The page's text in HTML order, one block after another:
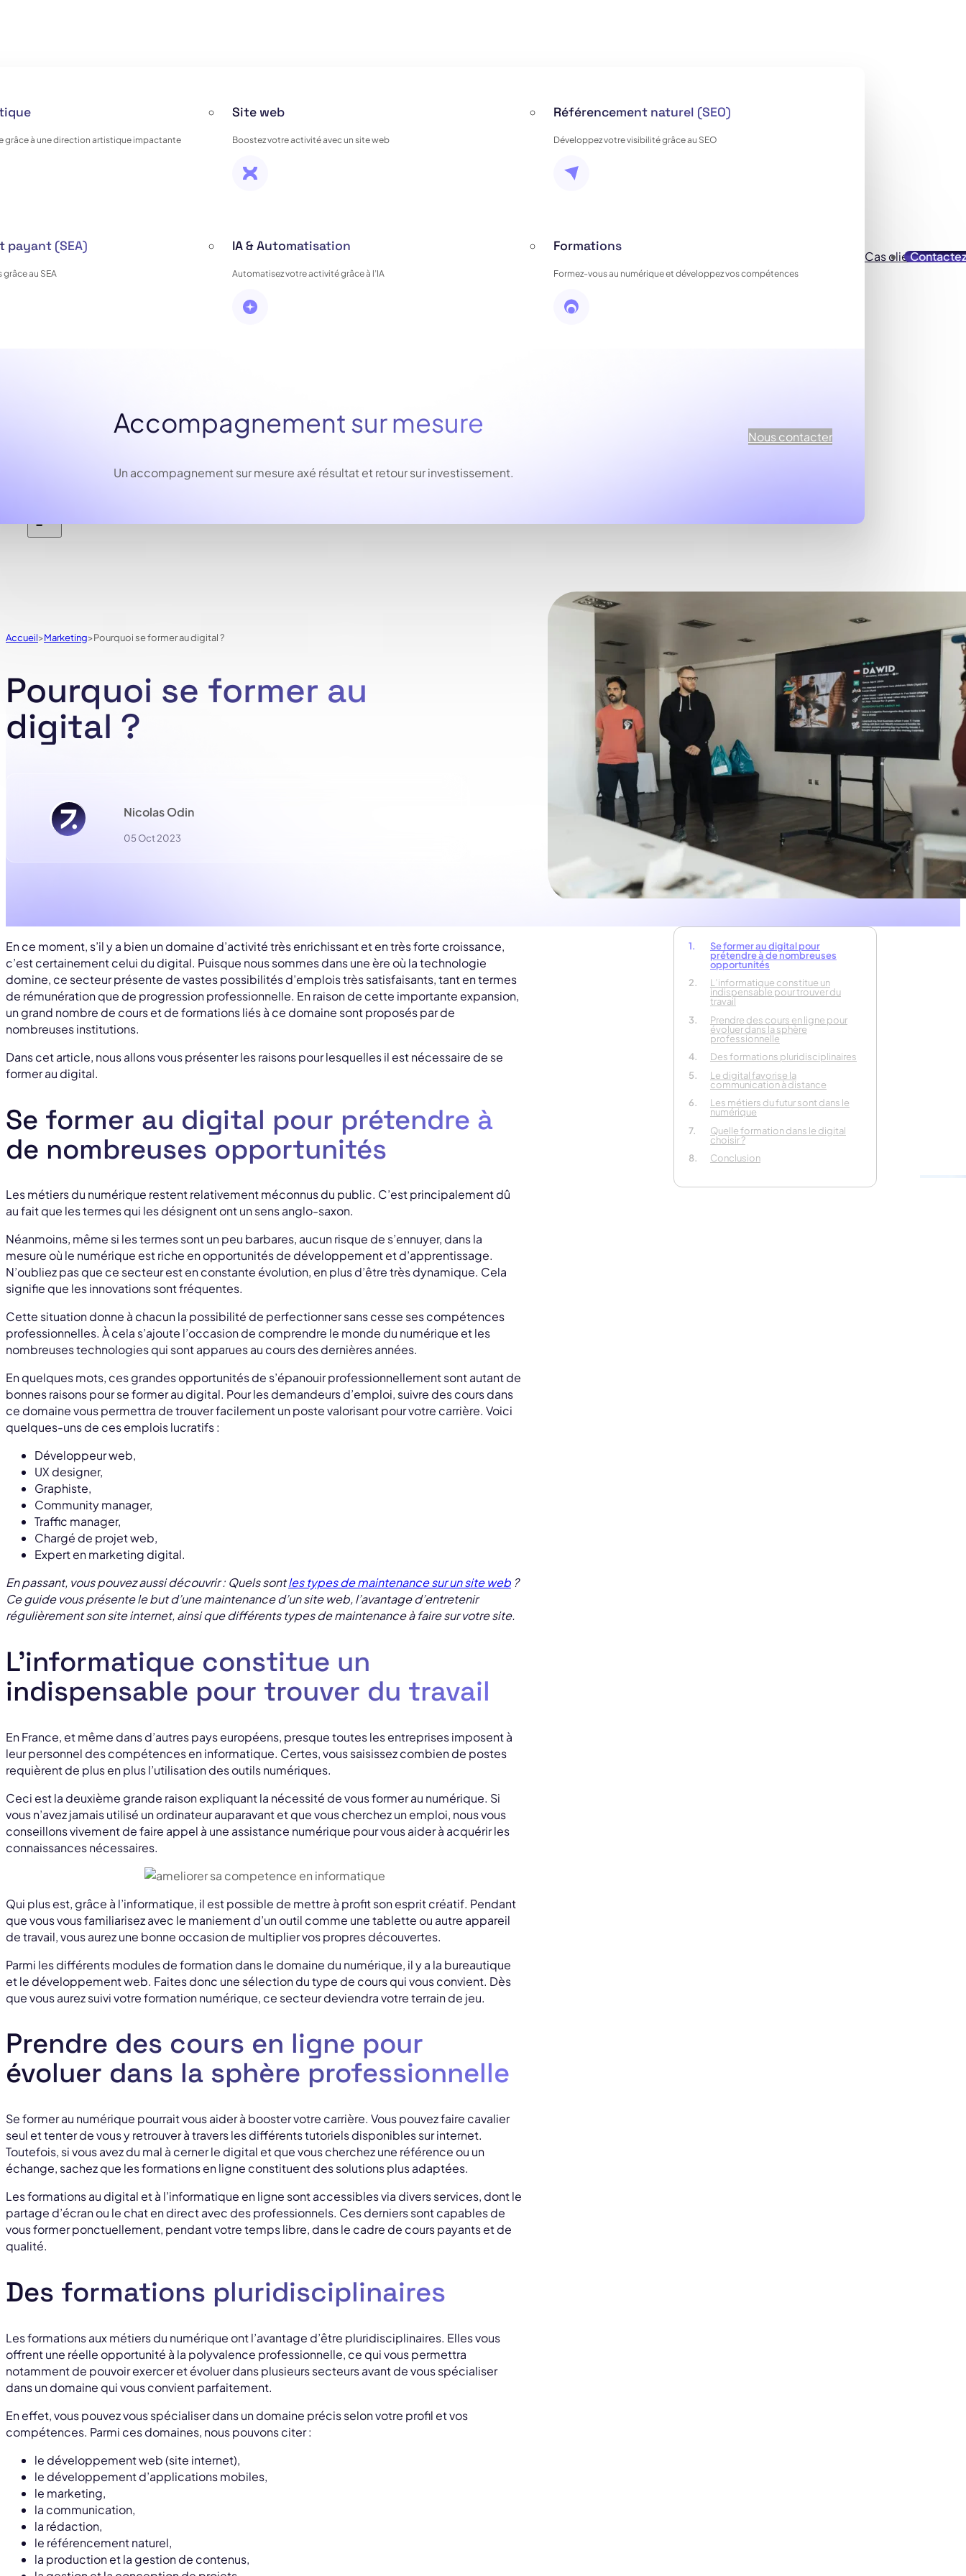
grâce à une direction artistique impactante
Site web
Boostez votre activité avec un site web
Référencement naturel (SEO)
Développez votre visibilité grâce au SEO
payant (SEA)
au SEA
IA & Automatisation
Automatisez votre activité grâce à l’IA
Formations
Formez-vous au numérique et développez vos compétences
Accompagnement sur mesure
Un accompagnement sur mesure axé résultat et retour sur investissement.
Nous contacter
Cas clients
Pourquoi se former au
digital ?
Accueil Marketing Pourquoi se former au digital ?
Nicolas Odin
05 Oct 2023
En ce moment, s’il y a bien un domaine d’activité très enrichissant et en très forte croissance,
c’est certainement celui du digital. Puisque nous sommes dans une ère où la technologie
domine, ce secteur présente de vastes possibilités d’emplois très satisfaisants, tant en termes
de rémunération que de progression professionnelle. En raison de cette importante expansion,
un grand nombre de cours et de formations liés à ce domaine sont proposés par de
nombreuses institutions.
Dans cet article, nous allons vous présenter les raisons pour lesquelles il est nécessaire de se
former au digital.
Se former au digital pour prétendre à
de nombreuses opportunités
Les métiers du numérique restent relativement méconnus du public. C’est principalement dû
au fait que les termes qui les désignent ont un sens anglo-saxon.
Néanmoins, même si les termes sont un peu barbares, aucun risque de s’ennuyer, dans la
mesure où le numérique est riche en opportunités de développement et d’apprentissage.
N’oubliez pas que ce secteur est en constante évolution, en plus d’être très dynamique. Cela
signifie que les innovations sont fréquentes.
Cette situation donne à chacun la possibilité de perfectionner sans cesse ses compétences
professionnelles. À cela s’ajoute l’occasion de comprendre le monde du numérique et les
nombreuses technologies qui sont apparues au cours des dernières années.
En quelques mots, ces grandes opportunités de s’épanouir professionnellement sont autant de
bonnes raisons pour se former au digital. Pour les demandeurs d’emploi, suivre des cours dans
ce domaine vous permettra de trouver facilement un poste valorisant pour votre carrière. Voici
quelques-uns de ces emplois lucratifs :
Développeur web,
UX designer,
Graphiste,
Community manager,
Traffic manager,
Chargé de projet web,
Expert en marketing digital.
En passant, vous pouvez aussi découvrir : Quels sontles types de maintenance sur un site web ?
Ce guide vous présente le but d’une maintenance d’un site web, l’avantage d’entretenir
régulièrement son site internet, ainsi que différents types de maintenance à faire sur votre site.
L’informatique constitue un
indispensable pour trouver du travail
En France, et même dans d’autres pays européens, presque toutes les entreprises imposent à
leur personnel des compétences en informatique. Certes, vous saisissez combien de postes
requièrent de plus en plus l’utilisation des outils numériques.
Ceci est la deuxième grande raison expliquant la nécessité de vous former au numérique. Si
vous n’avez jamais utilisé un ordinateur auparavant et que vous cherchez un emploi, nous vous
conseillons vivement de faire appel à une assistance numérique pour vous aider à acquérir les
connaissances nécessaires.
Qui plus est, grâce à l’informatique, il est possible de mettre à profit son esprit créatif. Pendant
que vous vous familiarisez avec le maniement d’un outil comme une tablette ou autre appareil
de travail, vous aurez une bonne occasion de multiplier vos propres découvertes.
Parmi les différents modules de formation dans le domaine du numérique, il y a la bureautique
et le développement web. Faites donc une sélection du type de cours qui vous convient. Dès
que vous aurez suivi votre formation numérique, ce secteur deviendra votre terrain de jeu.
Prendre des cours en ligne pour
évoluer dans la sphère professionnelle
Se former au numérique pourrait vous aider à booster votre carrière. Vous pouvez faire cavalier
seul et tenter de vous y retrouver à travers les différents tutoriels disponibles sur internet.
Toutefois, si vous avez du mal à cerner le digital et que vous cherchez une référence ou un
échange, sachez que les formations en ligne constituent des solutions plus adaptées.
Les formations au digital et à l’informatique en ligne sont accessibles via divers services, dont le
partage d’écran ou le chat en direct avec des professionnels. Ces derniers sont capables de
vous former ponctuellement, pendant votre temps libre, dans le cadre de cours payants et de
qualité.
Des formations pluridisciplinaires
Les formations aux métiers du numérique ont l’avantage d’être pluridisciplinaires. Elles vous
offrent une réelle opportunité à la polyvalence professionnelle, ce qui vous permettra
notamment de pouvoir exercer et évoluer dans plusieurs secteurs avant de vous spécialiser
dans un domaine qui vous convient parfaitement.
En effet, vous pouvez vous spécialiser dans un domaine précis selon votre profil et vos
compétences. Parmi ces domaines, nous pouvons citer :
le développement web (site internet),
le développement d’applications mobiles,
le marketing,
la communication,
la rédaction,
le référencement naturel,
la production et la gestion de contenus,
Se former au digital pour
prétendre à de nombreuses
opportunités
L’informatique constitue un
indispensable pour trouver du
travail
Prendre des cours en ligne pour
évoluer dans la sphère
professionnelle
Des formations pluridisciplinaires
Le digital favorise la
communication à distance
Les métiers du futur sont dans le
numérique
Quelle formation dans le digital
choisir ?
Conclusion